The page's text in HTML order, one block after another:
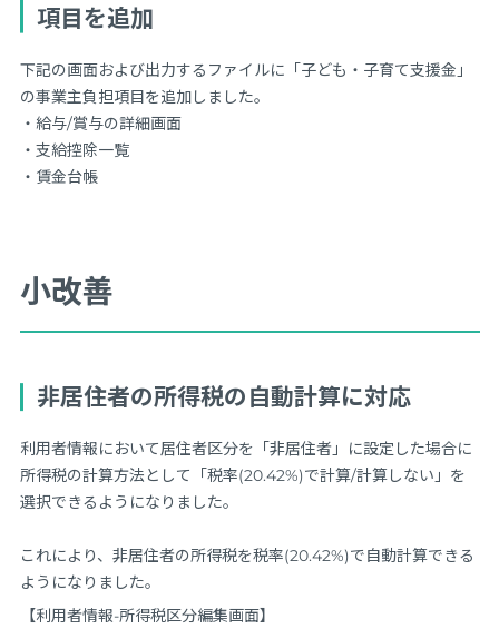
項目を追加
下記の画面および出力するファイルに「子ども・子育て支援金」
の事業主負担項目を追加しました。
・給与/賞与の詳細画面
・支給控除一覧
・賃金台帳
小改善
非居住者の所得税の自動計算に対応
利用者情報において居住者区分を「非居住者」に設定した場合に
所得税の計算方法として「税率(20.42%)で計算/計算しない」を
選択できるようになりました。
これにより、非居住者の所得税を税率(20.42%)で自動計算できる
ようになりました。
【利用者情報-所得税区分編集画面】